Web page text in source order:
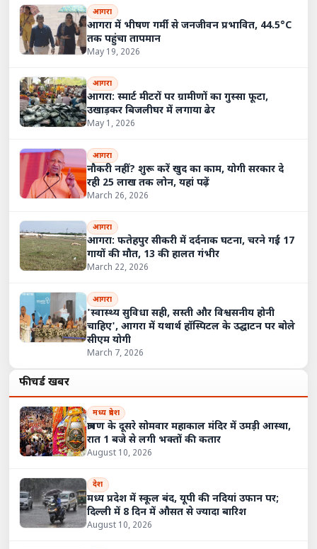
आगरा
आगरा में भीषण गर्मी से जनजीवन प्रभावित, 44.5°C
तक पहुंचा तापमान
May 19, 2026
आगरा
आगरा: स्मार्ट मीटरों पर ग्रामीणों का गुस्सा फूटा,
उखाड़कर बिजलीघर में लगाया ढेर
May 1, 2026
आगरा
नौकरी नहीं? शुरू करें खुद का काम, योगी सरकार दे
रही 25 लाख तक लोन, यहां पढ़ें
March 26, 2026
आगरा
आगरा: फतेहपुर सीकरी में दर्दनाक घटना, चरने गईं 17
गायों की मौत, 13 की हालत गंभीर
March 22, 2026
आगरा
'स्वास्थ्य सुविधा सही, सस्ती और विश्वसनीय होनी
चाहिए', आगरा में यथार्थ हॉस्पिटल के उद्घाटन पर बोले
सीएम योगी
March 7, 2026
फीचर्ड खबरें
मध्य प्रदेश
श्रावण के दूसरे सोमवार महाकाल मंदिर में उमड़ी आस्था,
रात 1 बजे से लगी भक्तों की कतार
August 10, 2026
देश
मध्य प्रदेश में स्कूल बंद, यूपी की नदियां उफान पर;
दिल्ली में 8 दिन में औसत से ज्यादा बारिश
August 10, 2026